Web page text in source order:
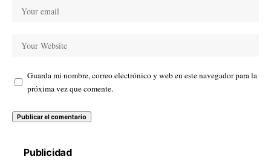
Guarda mi nombre, correo electrónico y web en este navegador para la
próxima vez que comente.
Publicidad